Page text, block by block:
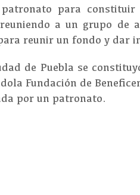
para constituir
a un grupo de
reunir un fondo y dar
de Puebla se
Fundación de
por un patronato.